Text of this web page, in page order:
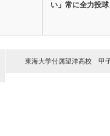
い」常に全力投球
東海大学付属望洋高校 甲